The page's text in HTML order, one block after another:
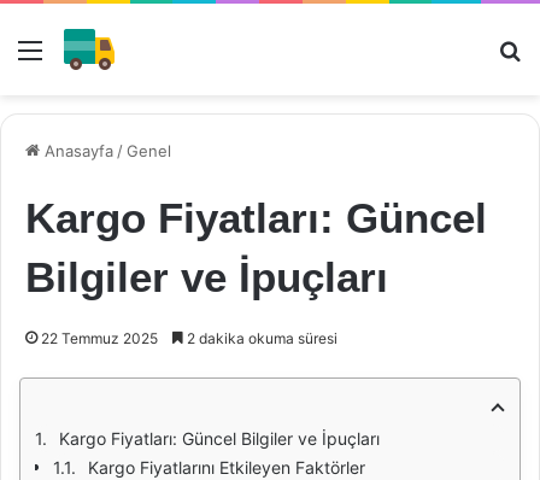
Menü
Anasayfa /Genel
Kargo Fiyatları: Güncel
Bilgiler ve İpuçları
22 Temmuz 2025 2 dakika okuma süresi
Kargo Fiyatları: Güncel Bilgiler ve İpuçları
Kargo Fiyatlarını Etkileyen Faktörler